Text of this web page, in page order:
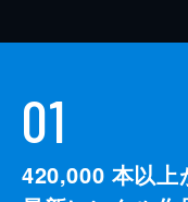
01
420,000 本以上